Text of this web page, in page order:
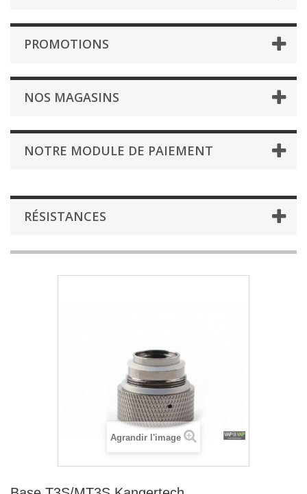
PROMOTIONS
NOS MAGASINS
NOTRE MODULE DE PAIEMENT
RÉSISTANCES
Agrandir l'image